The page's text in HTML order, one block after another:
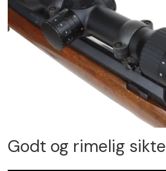
Godt og rimelig sikte